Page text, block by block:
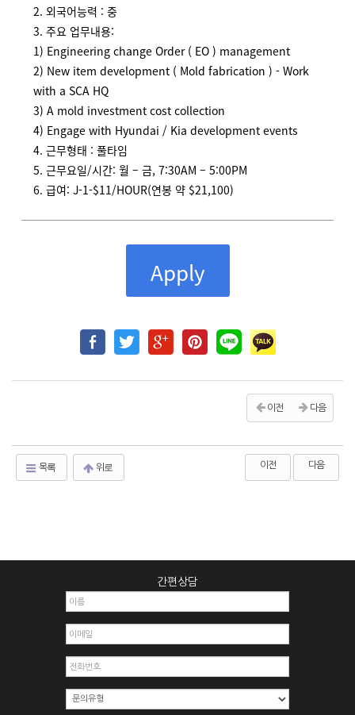
2. 외국어능력 : 중
3. 주요 업무내용:
1) Engineering change Order ( EO ) management
2) New item development ( Mold fabrication ) - Work
with a SCA HQ
3) A mold investment cost collection
4) Engage with Hyundai / Kia development events
4. 근무형태 : 풀타임
5. 근무요일/시간: 월 – 금, 7:30AM – 5:00PM
6. 급여: J-1-$11/HOUR(연봉 약 $21,100)
Apply
이전 다음
목록 위로 이전 다음
간편상담